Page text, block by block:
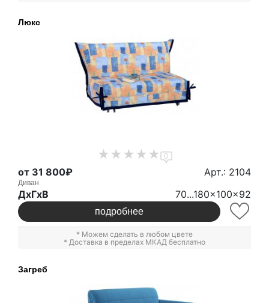
Люкс
0
от 31 800₽ Арт.: 2104
Диван
ДxГxВ 70...180x100x92
подробнее
* Можем сделать в любом цвете
* Доставка в пределах МКАД бесплатно
Загреб